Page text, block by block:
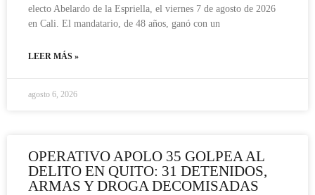
electo Abelardo de la Espriella, el viernes 7 de agosto de 2026
en Cali. El mandatario, de 48 años, ganó con un
LEER MÁS »
agosto 6, 2026
OPERATIVO APOLO 35 GOLPEA AL
DELITO EN QUITO: 31 DETENIDOS,
ARMAS Y DROGA DECOMISADAS